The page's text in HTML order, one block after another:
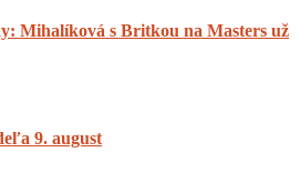
Mihalíková s Britkou na Masters už
9. august